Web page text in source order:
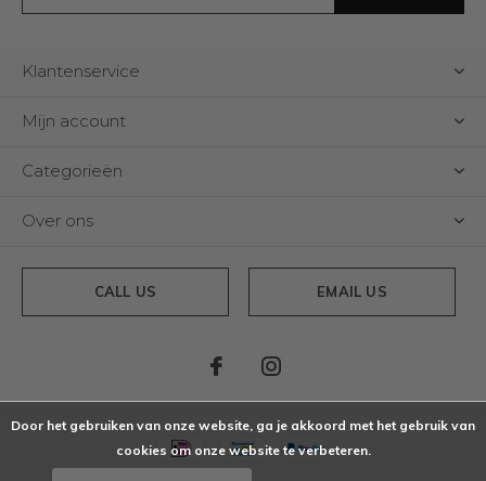
Klantenservice
Mijn account
Categorieën
Over ons
CALL US EMAIL US
Door het gebruiken van onze website, ga je akkoord met het gebruik van
cookies om onze website te verbeteren.